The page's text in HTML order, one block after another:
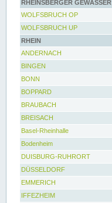
RHEINSBERGER GEWÄSSER
WOLFSBRUCH OP
WOLFSBRUCH UP
RHEIN
ANDERNACH
BINGEN
BONN
BOPPARD
BRAUBACH
BREISACH
Basel-Rheinhalle
Bodenheim
DUISBURG-RUHRORT
DÜSSELDORF
EMMERICH
IFFEZHEIM